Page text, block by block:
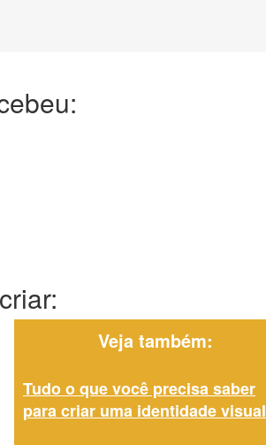
Veja também:
Tudo o que você precisa saber
para criar uma identidade visual